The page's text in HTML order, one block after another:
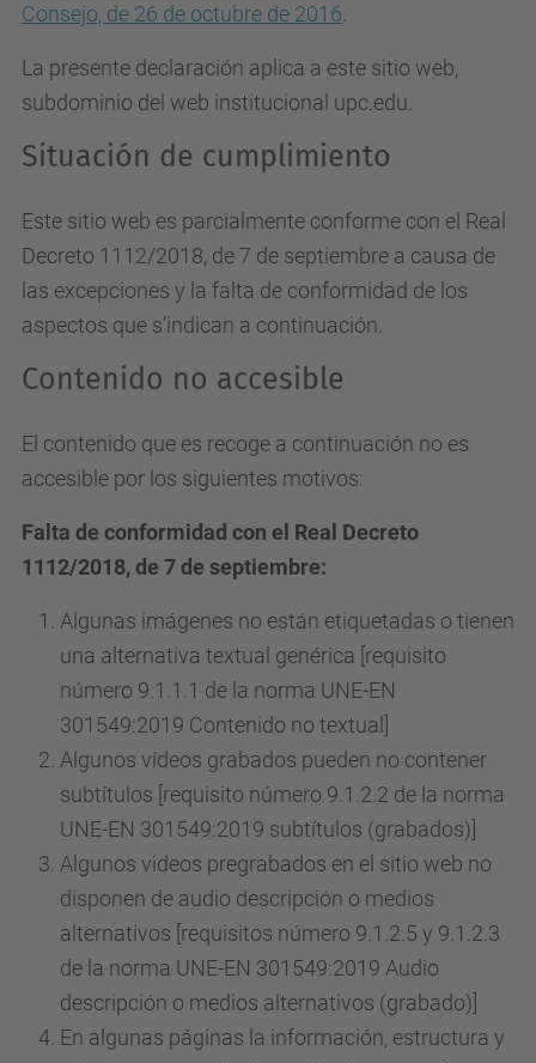
Consejo, de 26 de octubre de 2016
La presente declaración aplica a este sitio web,
subdominio del web institucional upc.edu.
Situación de cumplimiento
Este sitio web es parcialmente conforme con el Real
Decreto 1112/2018, de 7 de septiembre a causa de
las excepciones y la falta de conformidad de los
aspectos que s’indican a continuación.
Contenido no accesible
El contenido que es recoge a continuación no es
accesible por los siguientes motivos:
Falta de conformidad con el Real Decreto
1112/2018, de 7 de septiembre:
Algunas imágenes no están etiquetadas o tienen
una alternativa textual genérica [requisito
número 9.1.1.1 de la norma UNE-EN
301549:2019 Contenido no textual]
Algunos vídeos grabados pueden no contener
subtítulos [requisito número 9.1.2.2 de la norma
UNE-EN 301549:2019 subtítulos (grabados)]
Algunos videos pregrabados en el sitio web no
disponen de audio descripción o medios
alternativos [requisitos número 9.1.2.5 y 9.1.2.3
de la norma UNE-EN 301549:2019 Audio
descripción o medios alternativos (grabado)]
En algunas páginas la información, estructura y